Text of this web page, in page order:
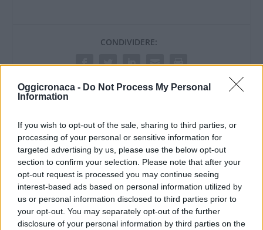
Oggicronaca - Do Not Process My Personal
Information
If you wish to opt-out of the sale, sharing to third parties, or
processing of your personal or sensitive information for
targeted advertising by us, please use the below opt-out
section to confirm your selection. Please note that after your
opt-out request is processed you may continue seeing
interest-based ads based on personal information utilized by
us or personal information disclosed to third parties prior to
your opt-out. You may separately opt-out of the further
disclosure of your personal information by third parties on the
CONDIVIDERE:
VALUTARE: